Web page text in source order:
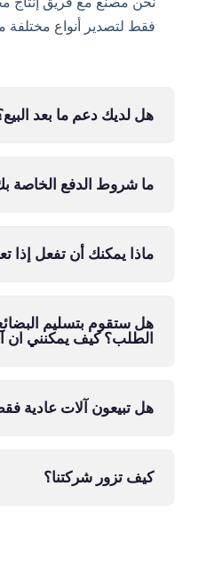
فقط لتصدير أنواع مختلفة
هل لديك دعم ما بعد
ما شروط الدفع الخاصة
ماذا يمكنك أن تفعل إذا
هل ستقوم بتسليم
الطلب؟ كيف يمكنني ان
هل تبيعون آلات عادية
كيف تزور شركتنا؟